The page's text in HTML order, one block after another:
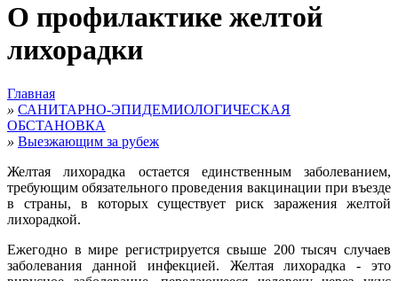
О профилактике желтой
лихорадки
Главная
» САНИТАРНО-ЭПИДЕМИОЛОГИЧЕСКАЯ
ОБСТАНОВКА
» Выезжающим за рубеж
Желтая лихорадка остается единственным заболеванием,
требующим обязательного проведения вакцинации при въезде
в страны, в которых существует риск заражения желтой
лихорадкой.
Ежегодно в мире регистрируется свыше 200 тысяч случаев
заболевания данной инфекцией. Желтая лихорадка - это